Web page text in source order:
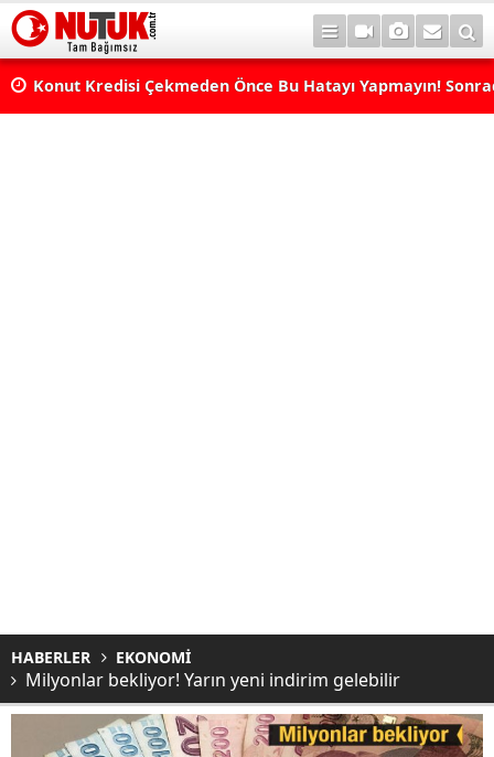
Konut Kredisi Çekmeden Önce Bu Hatayı Yapmayın!
HABERLER EKONOMİ
Milyonlar bekliyor! Yarın yeni indirim gelebilir